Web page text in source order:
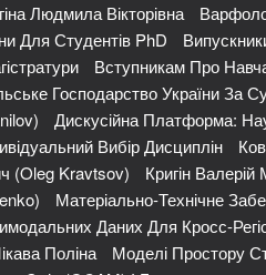
Людмила Вікторівна
Для Студентів PhD
Вступникам Про
Господарство України За
Дискусійна Платформа:
Вибір Дисциплін
(Oleg Kravtsov) Кригін
Матеріально-Технічне
Даних Для Кросс-
Поліна
Моделі Простору